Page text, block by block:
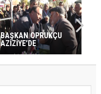
BAŞKAN OPRUKÇU
AZİZİYE’DE